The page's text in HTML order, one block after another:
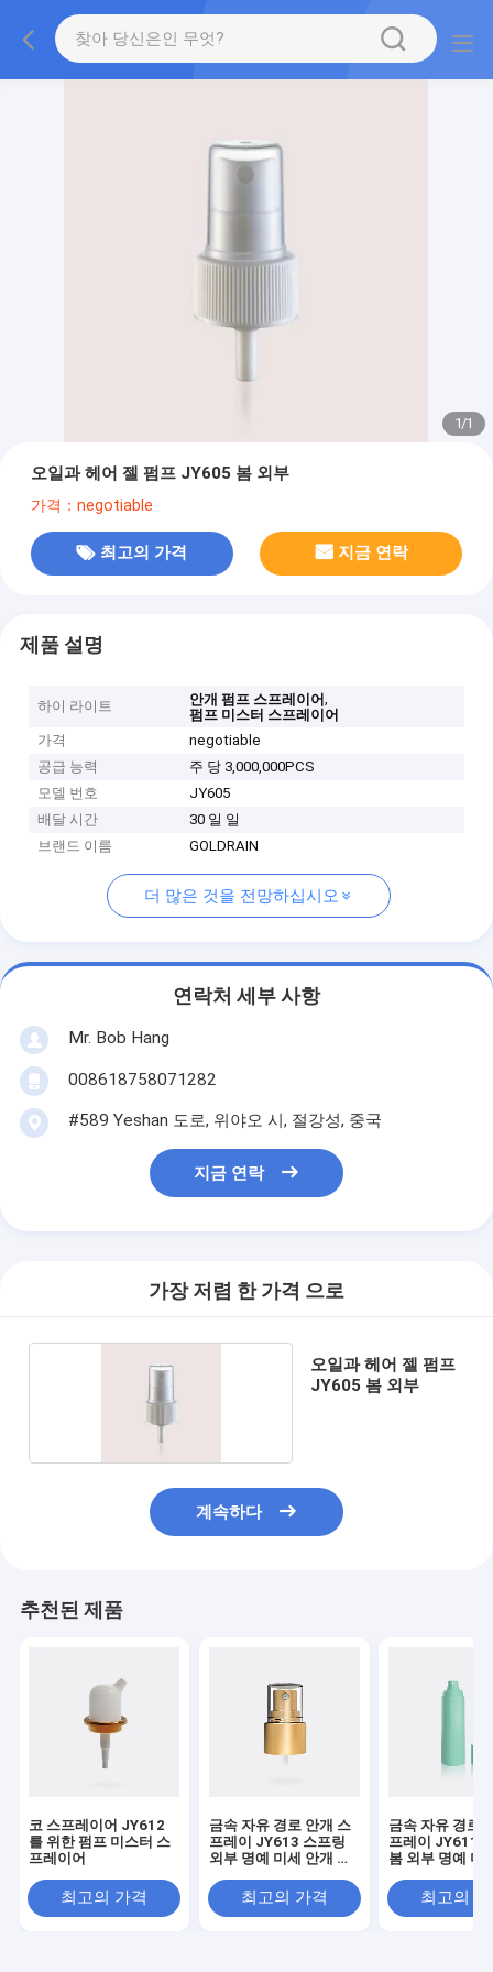
1/1
오일과 헤어 젤 펌프 JY605 봄 외부
가격：negotiable
최고의 가격 지금 연락
제품 설명
하이 라이트 안개 펌프 스프레이어,
펌프 미스터 스프레이어
가격
negotiable
공급 능력
주 당 3,000,000PCS
모델 번호
JY605
배달 시간
30 일 일
브랜드 이름
GOLDRAIN
더 많은 것을 전망하십시오
연락처 세부 사항
Mr. Bob Hang
008618758071282
#589 Yeshan 도로, 위야오 시, 절강성, 중국
지금 연락
가장 저렴 한 가격 으로
오일과 헤어 젤 펌프
JY605 봄 외부
계속하다
추천된 제품
코 스프레이어 JY612
를 위한 펌프 미스터 스
프레이어
최고의 가격
금속 자유 경로 안개 스
프레이 JY613 스프링
외부 명예 미세 안개 스
최고의 가격
금속 자유 경로
프레이 JY611-
봄 외부 명예 미
최고의